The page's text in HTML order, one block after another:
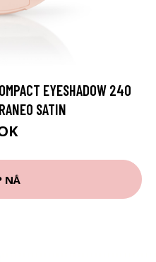
EYESHADOW 240
SATIN
NÅ